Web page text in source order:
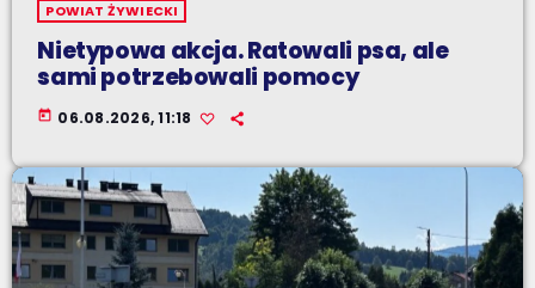
POWIAT ŻYWIECKI
Nietypowa akcja. Ratowali psa, ale
sami potrzebowali pomocy
today 06.08.2026, 11:18